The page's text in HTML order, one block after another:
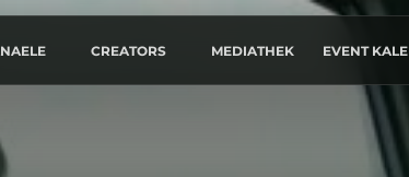
CREATORS MEDIATHEK EVENT